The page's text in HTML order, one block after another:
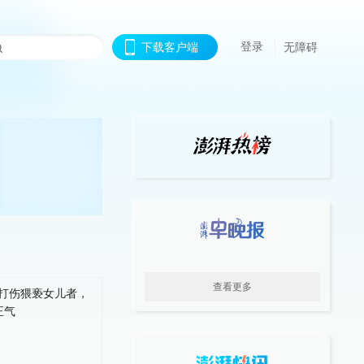
下载客户端 登录 无障碍
查看更多